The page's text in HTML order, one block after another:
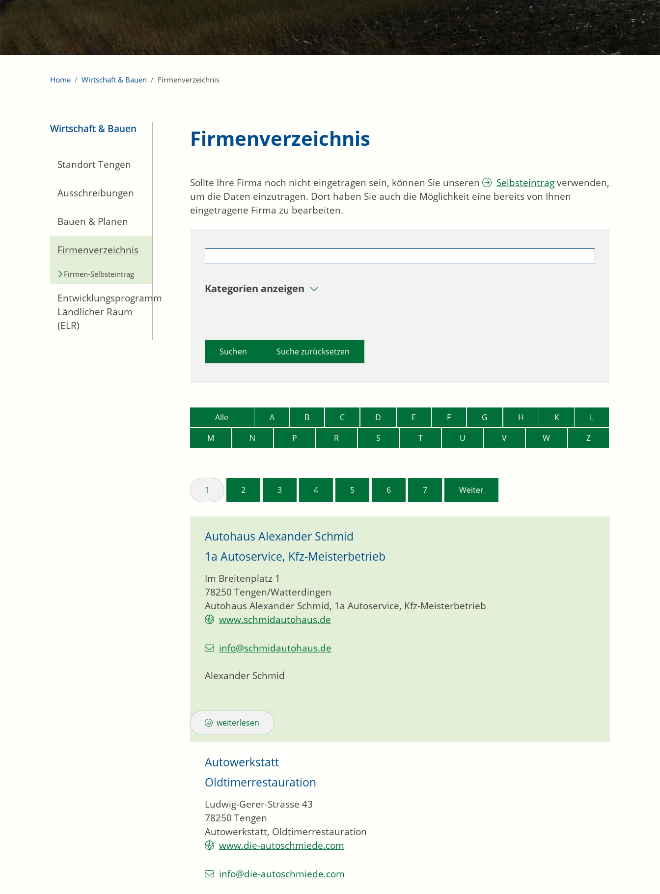
Home Wirtschaft & Bauen Firmenverzeichnis
Wirtschaft & Bauen
Standort Tengen
Ausschreibungen
Bauen & Planen
Firmenverzeichnis
Firmen-Selbsteintrag
Entwicklungsprogramm
Ländlicher Raum
(ELR)
Firmenverzeichnis
Sollte Ihre Firma noch nicht eingetragen sein, können Sie unseren Selbsteintragverwenden,
um die Daten einzutragen. Dort haben Sie auch die Möglichkeit eine bereits von Ihnen
eingetragene Firma zu bearbeiten.
Kategorien anzeigen
Suche zurücksetzen
Alle A B C D E F G H K
L
M
N P R S T U V W Z
1 2 3 4 5 6 7 Weiter
Autohaus Alexander Schmid
1a Autoservice, Kfz-Meisterbetrieb
Autohaus Alexander Schmid, 1a Autoservice, Kfz-Meisterbetrieb
Im Breitenplatz 1
78250 Tengen/Watterdingen
www.schmidautohaus.de
info@schmidautohaus.de
Alexander Schmid
weiterlesen
Autowerkstatt
Oldtimerrestauration
Autowerkstatt, Oldtimerrestauration
Ludwig-Gerer-Strasse 43
78250 Tengen
www.die-autoschmiede.com
info@die-autoschmiede.com